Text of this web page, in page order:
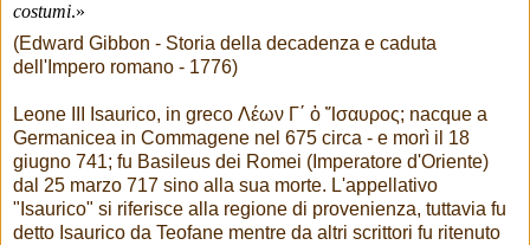
costumi.»
(Edward Gibbon - Storia della decadenza e caduta
dell'Impero romano - 1776)
Leone III Isaurico, in greco Λέων Γ΄ ὁ Ἴσαυρος; nacque a
Germanicea in Commagene nel 675 circa - e morì il 18
giugno 741; fu Basileus dei Romei (Imperatore d'Oriente)
dal 25 marzo 717 sino alla sua morte. L'appellativo
"Isaurico" si riferisce alla regione di provenienza, tuttavia fu
detto Isaurico da Teofane mentre da altri scrittori fu ritenuto